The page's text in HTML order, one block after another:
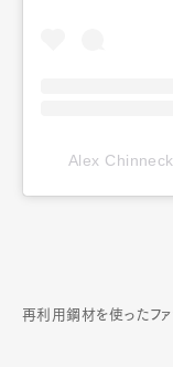
Alex
再利用鋼材を使ったファ